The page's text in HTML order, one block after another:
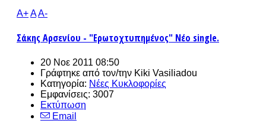
A+AA-
Σάκης Αρσενίου - "Ερωτοχτυπημένος" Νέο single.
20 Νοε 2011 08:50
Γράφτηκε από τον/την Kiki Vasiliadou
Κατηγορία: Νέες Κυκλοφορίες
Εμφανίσεις: 3007
Εκτύπωση
Email